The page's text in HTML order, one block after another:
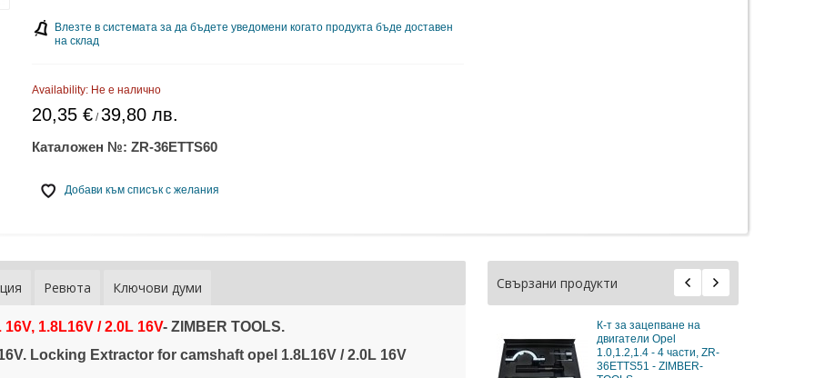
Влезте в системата за да бъдете уведомени когато продукта бъде доставен
на склад
Availability: Не е налично
20,35 € /39,80 лв.
Каталожен №:ZR-36ETTS60
Добави към списък с желания
Ревюта Ключови думи
1.8L16V / 2.0L 16V- ZIMBER TOOLS.
Locking Extractor for camshaft opel 1.8L16V / 2.0L 16V
Свързани продукти
К-т за зацепване на
двигатели Opel
1.0,1.2,1.4 - 4 части, ZR-
36ETTS51 - ZIMBER-